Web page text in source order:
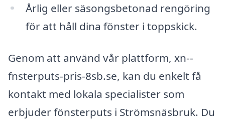
Årlig eller säsongsbetonad rengöring
för att håll dina fönster i toppskick.
Genom att använd vår plattform, xn--
fnsterputs-pris-8sb.se, kan du enkelt få
kontakt med lokala specialister som
erbjuder fönsterputs i Strömsnäsbruk. Du